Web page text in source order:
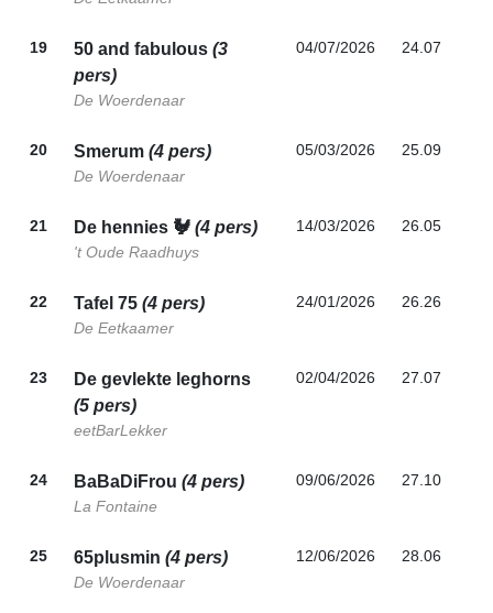
19 50 and fabulous (3
pers)
De Woerdenaar
04/07/2026 24.07
20 Smerum (4 pers)
De Woerdenaar
05/03/2026 25.09
21 De hennies 🐓 (4 pers)
't Oude Raadhuys
14/03/2026 26.05
22 Tafel 75 (4 pers)
De Eetkaamer
24/01/2026 26.26
23
De gevlekte leghorns
(5 pers)
eetBarLekker
02/04/2026 27.07
24 BaBaDiFrou (4 pers)
La Fontaine
09/06/2026 27.10
25 65plusmin (4 pers)
De Woerdenaar
12/06/2026 28.06